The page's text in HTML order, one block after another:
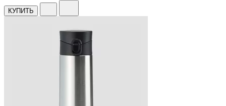
КУПИТЬ